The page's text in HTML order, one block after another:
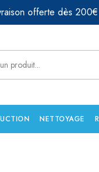
offerte dès
NETTOYAGE